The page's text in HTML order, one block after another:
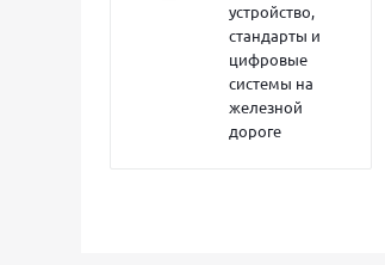
устройство,
стандарты и
цифровые
системы на
железной
дороге